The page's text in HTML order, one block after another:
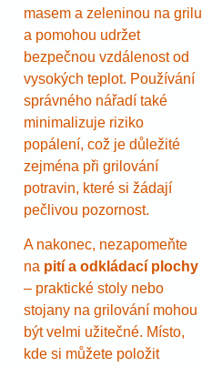
masem a zeleninou na grilu
a pomohou udržet
bezpečnou vzdálenost od
vysokých teplot. Používání
správného nářadí také
minimalizuje riziko
popálení, což je důležité
zejména při grilování
potravin, které si žádají
pečlivou pozornost.
A nakonec, nezapomeňte
na pití a odkládací plochy
– praktické stoly nebo
stojany na grilování mohou
být velmi užitečné. Místo,
kde si můžete položit